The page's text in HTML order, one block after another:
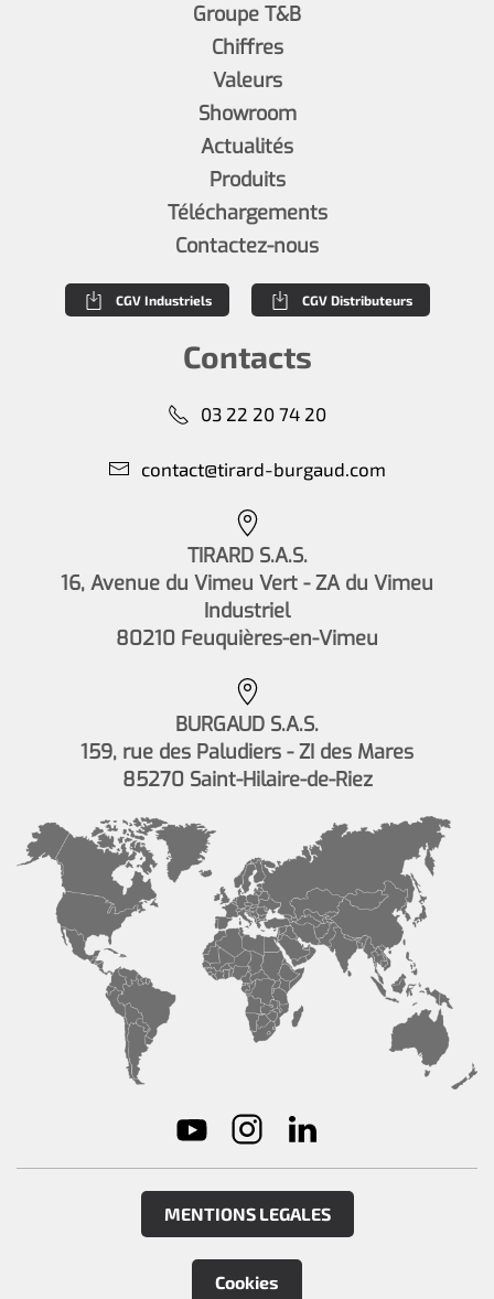
Groupe T&B
Chiffres
Valeurs
Showroom
Actualités
Produits
Téléchargements
Contactez-nous
CGV Industriels CGV Distributeurs
Contacts
03 22 20 74 20
contact@tirard-burgaud.com
TIRARD S.A.S.
16, Avenue du Vimeu Vert - ZA du Vimeu
Industriel
80210 Feuquières-en-Vimeu
BURGAUD S.A.S.
159, rue des Paludiers - ZI des Mares
85270 Saint-Hilaire-de-Riez
MENTIONS LEGALES
Cookies